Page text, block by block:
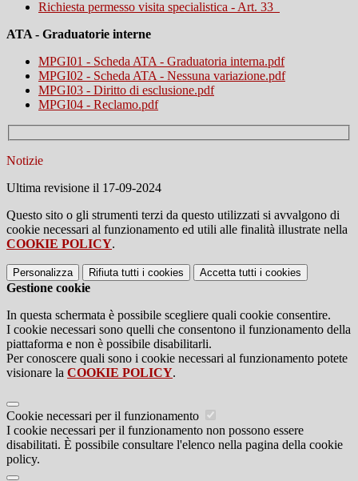
Richiesta permesso visita specialistica - Art. 33
ATA - Graduatorie interne
MPGI01 - Scheda ATA - Graduatoria interna.pdf
MPGI02 - Scheda ATA - Nessuna variazione.pdf
MPGI03 - Diritto di esclusione.pdf
MPGI04 - Reclamo.pdf
Notizie
Ultima revisione il 17-09-2024
Questo sito o gli strumenti terzi da questo utilizzati si avvalgono di
cookie necessari al funzionamento ed utili alle finalità illustrate nella
COOKIE POLICY.
Personalizza Rifiuta tutti i cookies Accetta tutti i cookies
Gestione cookie
In questa schermata è possibile scegliere quali cookie consentire.
I cookie necessari sono quelli che consentono il funzionamento della
piattaforma e non è possibile disabilitarli.
Per conoscere quali sono i cookie necessari al funzionamento potete
visionare la COOKIE POLICY.
Cookie necessari per il funzionamento
I cookie necessari per il funzionamento non possono essere
disabilitati. È possibile consultare l'elenco nella pagina della cookie
policy.